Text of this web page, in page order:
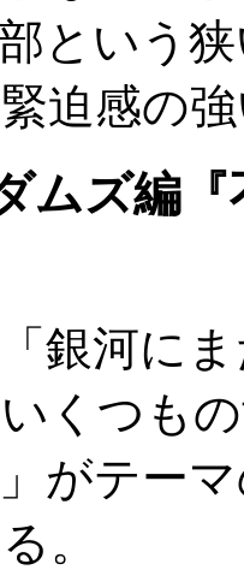
という
迫感の
ムズ編
銀河に
くつも
テーマ
。